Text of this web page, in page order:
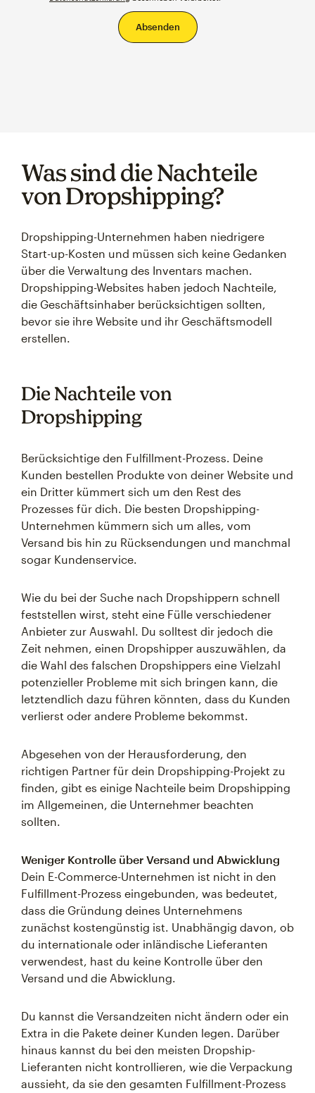
Was sind die Nachteile
von Dropshipping?
Dropshipping-Unternehmen haben niedrigere
Start-up-Kosten und müssen sich keine Gedanken
über die Verwaltung des Inventars machen.
Dropshipping-Websites haben jedoch Nachteile,
die Geschäftsinhaber berücksichtigen sollten,
bevor sie ihre Website und ihr Geschäftsmodell
erstellen.
Die Nachteile von
Dropshipping
Berücksichtige den Fulfillment-Prozess. Deine
Kunden bestellen Produkte von deiner Website und
ein Dritter kümmert sich um den Rest des
Prozesses für dich. Die besten Dropshipping-
Unternehmen kümmern sich um alles, vom
Versand bis hin zu Rücksendungen und manchmal
sogar Kundenservice.
Wie du bei der Suche nach Dropshippern schnell
feststellen wirst, steht eine Fülle verschiedener
Anbieter zur Auswahl. Du solltest dir jedoch die
Zeit nehmen, einen Dropshipper auszuwählen, da
die Wahl des falschen Dropshippers eine Vielzahl
potenzieller Probleme mit sich bringen kann, die
letztendlich dazu führen könnten, dass du Kunden
verlierst oder andere Probleme bekommst.
Abgesehen von der Herausforderung, den
richtigen Partner für dein Dropshipping-Projekt zu
finden, gibt es einige Nachteile beim Dropshipping
im Allgemeinen, die Unternehmer beachten
sollten.
Weniger Kontrolle über Versand und Abwicklung
Dein E-Commerce-Unternehmen ist nicht in den
Fulfillment-Prozess eingebunden, was bedeutet,
dass die Gründung deines Unternehmens
zunächst kostengünstig ist. Unabhängig davon, ob
du internationale oder inländische Lieferanten
verwendest, hast du keine Kontrolle über den
Versand und die Abwicklung.
Du kannst die Versandzeiten nicht ändern oder ein
Extra in die Pakete deiner Kunden legen. Darüber
hinaus kannst du bei den meisten Dropship-
Lieferanten nicht kontrollieren, wie die Verpackung
aussieht, da sie den gesamten Fulfillment-Prozess